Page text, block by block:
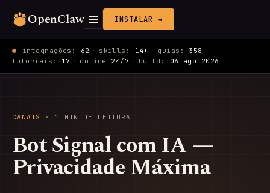
OpenClaw INSTALAR →
integrações: 62 · skills: 14+ · guias: 358 ·
tutoriais: 17 · online 24/7 · build: 06 ago 2026
CANAIS · 1 MIN DE LEITURA
Bot Signal com IA —
Privacidade Máxima